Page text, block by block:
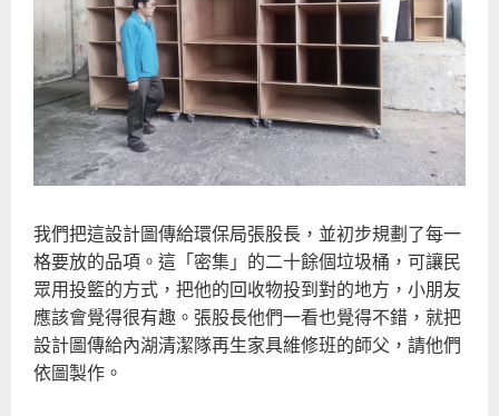
我們把這設計圖傳給環保局張股長，並初步規劃了每一
格要放的品項。這「密集」的二十餘個垃圾桶，可讓民
眾用投籃的方式，把他的回收物投到對的地方，小朋友
應該會覺得很有趣。張股長他們一看也覺得不錯，就把
設計圖傳給內湖清潔隊再生家具維修班的師父，請他們
依圖製作。